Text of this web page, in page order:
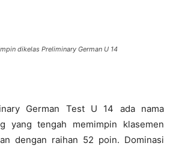
dikelas Preliminary German U 14
German Test U 14 ada nama
yang tengah memimpin klasemen
dengan raihan 52 poin. Dominasi